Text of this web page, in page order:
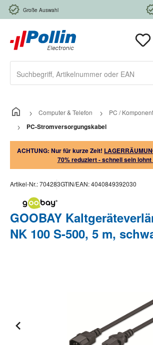
Zum Hauptinhalt springen
Große Auswahl
Computer & Telefon PC /
PC-Stromversorgungskabel
ACHTUNG: Nur für kurze Zeit!
70% reduziert - schnell sein
Artikel-Nr.:704283GTIN/EAN:4040849392030
GOOBAY
NK 100 S-500, 5 m,